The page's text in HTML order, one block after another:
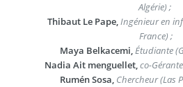
Algérie) ;
Thibaut Le Pape,Ingénieur en
France) ;
Maya Belkacemi,Étudiante
Nadia Ait menguellet,co-
Rumén Sosa,Chercheur (Las